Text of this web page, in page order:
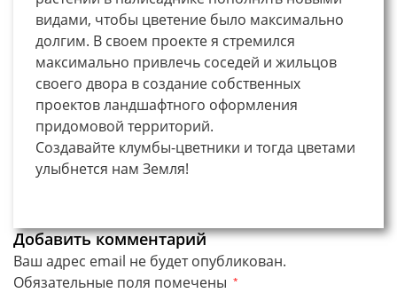
видами, чтобы цветение было максимально
долгим. В своем проекте я стремился
максимально привлечь соседей и жильцов
своего двора в создание собственных
проектов ландшафтного оформления
придомовой территорий.
Создавайте клумбы-цветники и тогда цветами
улыбнется нам Земля!
Добавить комментарий
Ваш адрес email не будет опубликован.
Обязательные поля помечены *